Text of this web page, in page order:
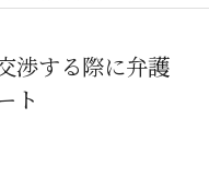
渉する際に弁護
ト